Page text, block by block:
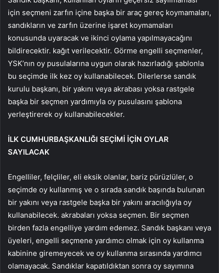
için seçmeni zarfın içine başka bir araç gereç koymamaları,
sandıkların ve zarfın üzerine işaret koymamaları
konusunda uyaracak ve ikinci oylama yapılmayacağını
bildirecektir. kağıt verilecektir. Görme engelli seçmenler,
YSK’nın oy pusulalarına uygun olarak hazırladığı şablonla
bu seçimde ilk kez oy kullanabilecek. Dilerlerse sandık
kurulu başkanı, bir yakını veya akrabası yoksa rastgele
başka bir seçmen yardımıyla oy pusulasını şablona
yerleştirerek oy kullanabilecekler.
İLK CUMHURBAŞKANLIĞI SEÇİMİ İÇİN OYLAR
SAYILACAK
Engelliler, felçliler, eli eksik olanlar, bariz pürüzlüler, o
seçimde oy kullanmış ve o sırada sandık başında bulunan
bir yakını veya rastgele başka bir yakını aracılığıyla oy
kullanabilecek. akrabaları yoksa seçmen. Bir seçmen
birden fazla engelliye yardım edemez. Sandık başkanı veya
üyeleri, engelli seçmene yardımcı olmak için oy kullanma
kabinine giremeyecek ve oy kullanma sırasında yardımcı
olamayacak. Sandıklar kapatıldıktan sonra oy sayımına